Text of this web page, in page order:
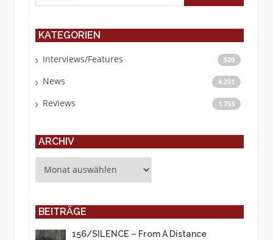
KATEGORIEN
Interviews/Features 520
News 4.251
Reviews 1.753
ARCHIV
BEITRÄGE
156/SILENCE – From A Distance